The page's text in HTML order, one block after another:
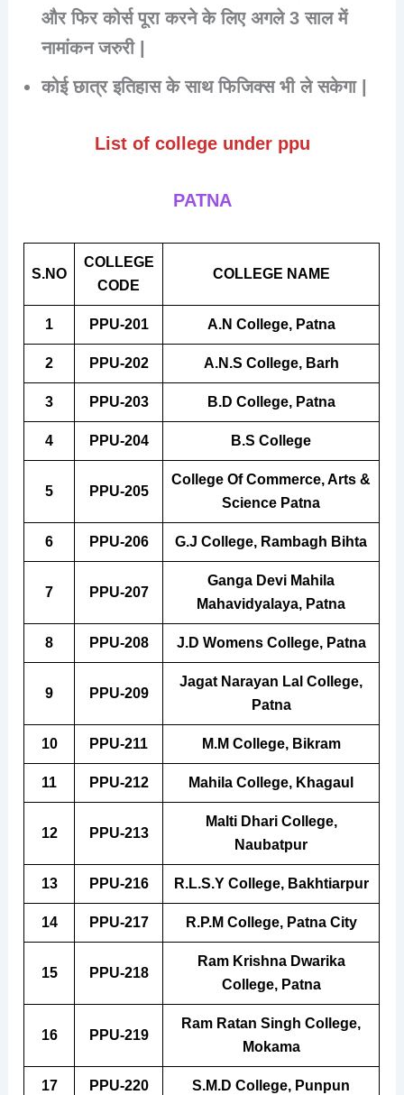
और फिर कोर्स पूरा करने के लिए अगले 3 साल में
नामांकन जरुरी |
कोई छात्र इतिहास के साथ फिजिक्स भी ले सकेगा |
List of college under ppu
PATNA
S.NO
COLLEGE
CODE
COLLEGE NAME
1 PPU-201 A.N College, Patna
2 PPU-202 A.N.S College, Barh
3 PPU-203 B.D College, Patna
4 PPU-204 B.S College
5 PPU-205
College Of Commerce, Arts &
Science Patna
6 PPU-206 G.J College, Rambagh Bihta
7 PPU-207
Ganga Devi Mahila
Mahavidyalaya, Patna
8 PPU-208 J.D Womens College, Patna
9 PPU-209
Jagat Narayan Lal College,
Patna
10 PPU-211 M.M College, Bikram
11 PPU-212 Mahila College, Khagaul
12 PPU-213
Malti Dhari College,
Naubatpur
13 PPU-216 R.L.S.Y College, Bakhtiarpur
14 PPU-217 R.P.M College, Patna City
15 PPU-218
Ram Krishna Dwarika
College, Patna
16 PPU-219
Ram Ratan Singh College,
Mokama
17 PPU-220 S.M.D College, Punpun